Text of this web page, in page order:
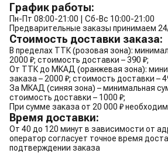
График работы:
Пн-Пт 08:00-21:00 | Сб-Вс 10:00-21:00
Предварительные заказы принимаем
Стоимость доставки заказа:
В пределах ТТК (розовая зона):
2000 ₽; стоимость доставки – 390 ₽;
От ТТК до МКАД (оранжевая зона):
заказа – 2000 ₽; стоимость доставки –
За МКАД (синяя зона) – минимальная
стоимость доставки – 1000 ₽;
При сумме заказа от 20 000 ₽
Время доставки:
От 40 до 120 минут в зависимости от
оператор согласует точное время
подтверждении заказа